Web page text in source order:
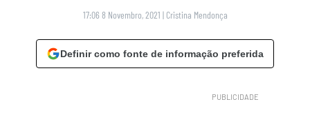
17:06 8 Novembro, 2021 | Cristina Mendonça
Definir como fonte de informação preferida